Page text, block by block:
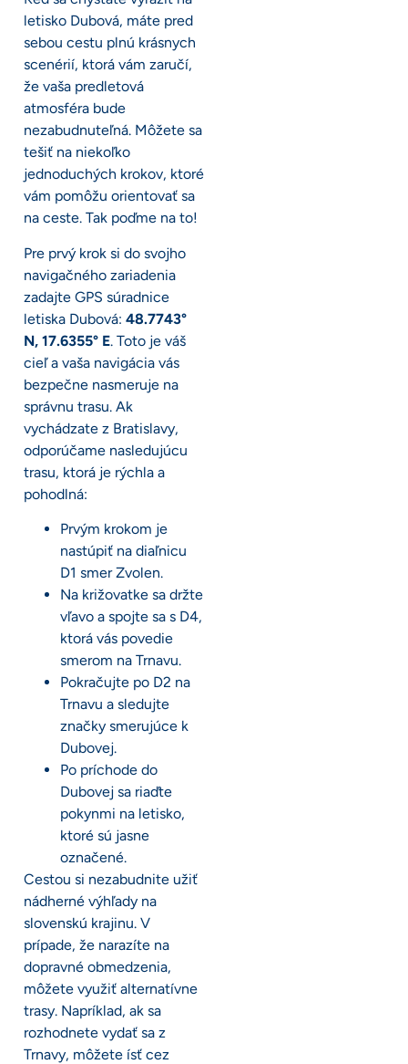
letisko Dubová, máte pred
sebou cestu plnú krásnych
scenérií, ktorá vám zaručí,
že vaša predletová
atmosféra bude
nezabudnuteľná. Môžete sa
tešiť na niekoľko
jednoduchých krokov, ktoré
vám pomôžu orientovať sa
na ceste. Tak poďme na to!
Pre prvý krok si do svojho
navigačného zariadenia
zadajte GPS súradnice
letiska Dubová: 48.7743°
N, 17.6355° E. Toto je váš
cieľ a vaša navigácia vás
bezpečne nasmeruje na
správnu trasu. Ak
vychádzate z Bratislavy,
odporúčame nasledujúcu
trasu, ktorá je rýchla a
pohodlná:
Prvým krokom je
nastúpiť na diaľnicu
D1 smer Zvolen.
Na križovatke sa držte
vľavo a spojte sa s D4,
ktorá vás povedie
smerom na Trnavu.
Pokračujte po D2 na
Trnavu a sledujte
značky smerujúce k
Dubovej.
Po príchode do
Dubovej sa riaďte
pokynmi na letisko,
ktoré sú jasne
označené.
Cestou si nezabudnite užiť
nádherné výhľady na
slovenskú krajinu. V
prípade, že narazíte na
dopravné obmedzenia,
môžete využiť alternatívne
trasy. Napríklad, ak sa
rozhodnete vydať sa z
Trnavy, môžete ísť cez